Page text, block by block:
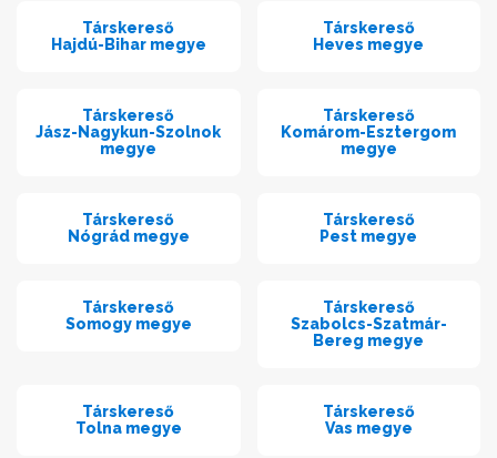
Társkereső
Hajdú-Bihar megye
Társkereső
Heves megye
Társkereső
Jász-Nagykun-Szolnok
megye
Társkereső
Komárom-Esztergom
megye
Társkereső
Nógrád megye
Társkereső
Pest megye
Társkereső
Somogy megye
Társkereső
Szabolcs-Szatmár-
Bereg megye
Társkereső
Tolna megye
Társkereső
Vas megye